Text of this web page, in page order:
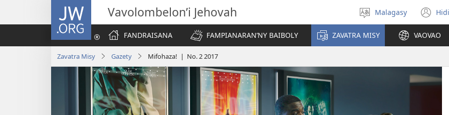
JW.ORG Vavolombelon’i Jehovah
Hifidy
fiteny
Malagasy
FANDRAISANA
FAMPIANARAN’NY BAIBOLY ZAVATRA MISY VAOVAO
Zavatra Misy Gazety Mifohaza! | No. 2 2017